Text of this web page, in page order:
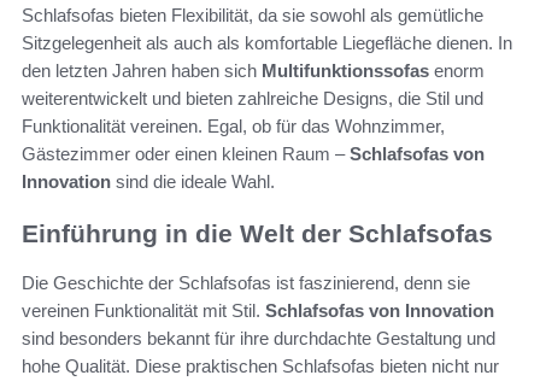
Schlafsofas bieten Flexibilität, da sie sowohl als gemütliche
Sitzgelegenheit als auch als komfortable Liegefläche dienen. In
den letzten Jahren haben sich Multifunktionssofas enorm
weiterentwickelt und bieten zahlreiche Designs, die Stil und
Funktionalität vereinen. Egal, ob für das Wohnzimmer,
Gästezimmer oder einen kleinen Raum –Schlafsofas von
Innovation sind die ideale Wahl.
Einführung in die Welt der Schlafsofas
Die Geschichte der Schlafsofas ist faszinierend, denn sie
vereinen Funktionalität mit Stil. Schlafsofas von Innovation
sind besonders bekannt für ihre durchdachte Gestaltung und
hohe Qualität. Diese praktischen Schlafsofas bieten nicht nur